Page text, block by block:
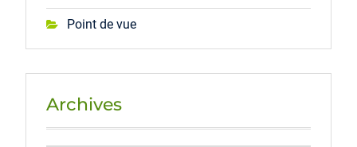
Point de vue
Archives